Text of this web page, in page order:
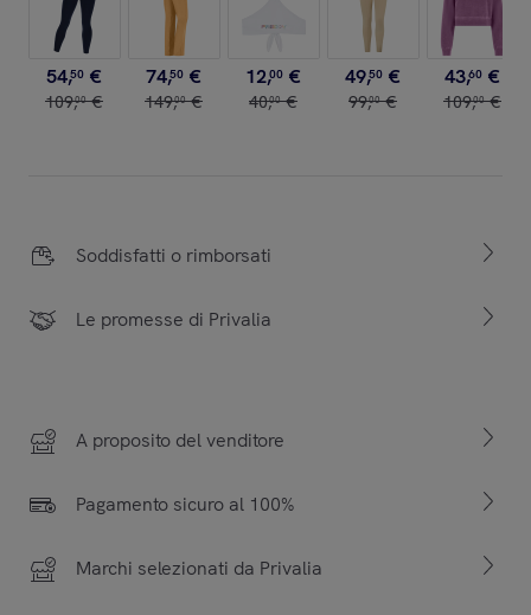
54,50 €
109,00 €
74,50 €
149,00 €
12,00 €
40,00 €
49,50 €
99,00 €
43,60 €
109,00 €
Soddisfatti o rimborsati
Le promesse di Privalia
A proposito del venditore
Pagamento sicuro al 100%
Marchi selezionati da Privalia